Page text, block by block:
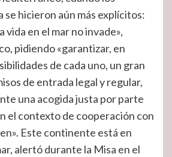
se hicieron aún más explícitos:
vida en el mar no invade»,
pidiendo «garantizar, en
de cada uno, un gran
de entrada legal y regular,
una acogida justa por parte
el contexto de cooperación con
Este continente está en
alertó durante la Misa en el